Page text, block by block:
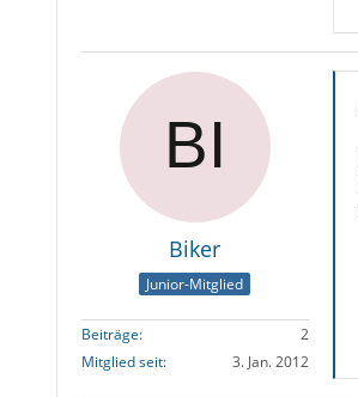
Biker
Junior-Mitglied
Beiträge
2
Mitglied seit
3. Jan. 2012